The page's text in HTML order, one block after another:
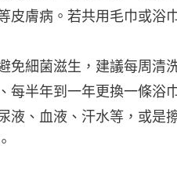
皮膚病。若共用毛巾或浴
免細菌滋生，建議每周清
每半年到一年更換一條浴
液、血液、汗水等，或是